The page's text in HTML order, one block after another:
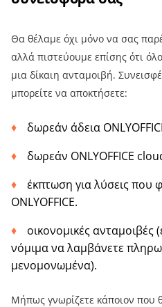
Θα θέλαμε όχι μόνο να σας
αλλά πιστεύουμε επίσης ότι
μια δίκαιη ανταμοιβή.
μπορείτε να αποκτήσετε:
δωρεάν άδεια
δωρεάν ONLYOFFICE
έκπτωση για λύσεις που
ONLYOFFICE.
οικονομικές ανταμοιβές
νόμιμα να λαμβάνετε
μενομονωμένα).
Μήπως γνωρίζετε κάποιον που